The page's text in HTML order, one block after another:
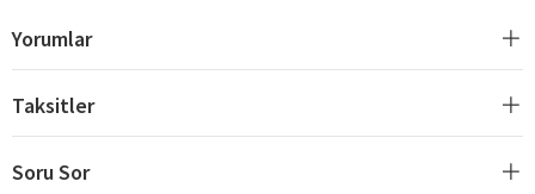
Yorumlar
Taksitler
Soru Sor